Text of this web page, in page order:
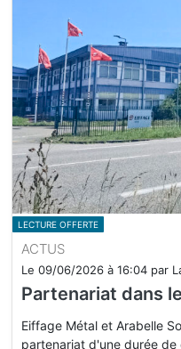
LECTURE OFFERTE
ACTUS
Le 09/06/2026 à 16:04 par
Partenariat dans
Eiffage Métal et Arabelle
partenariat d'une durée